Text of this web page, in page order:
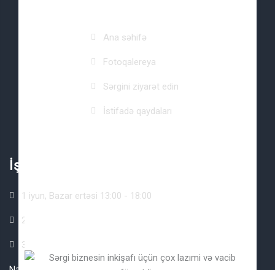
Ana səhifə
Fotoqalereya
Sərgini ziyarət edin
İstifadə qaydaları
İş rejimi
1 iyun, Bazar ertəsi 13:00 - 18:00
2 iyun, Çərşənbə axşamı 10:00 - 18:00
3 iyun, Çərşənbə 10:00 - 18:00